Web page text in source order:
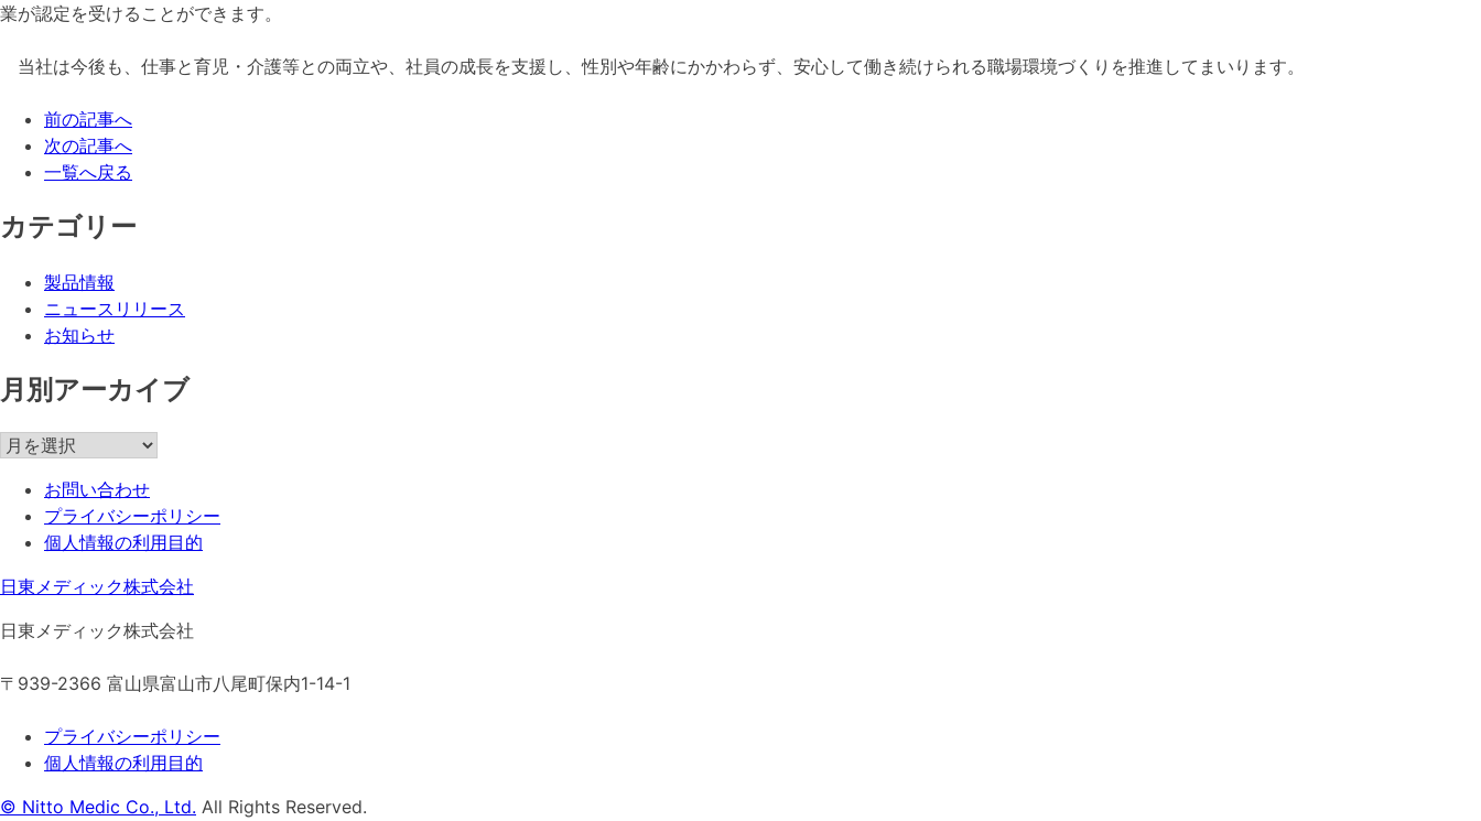
業が認定を受けることができます。
当社は今後も、仕事と育児・介護等との両立や、社員の成長を支援し、性別や年齢にかかわらず、安心して働き続けられる職場環境づくりを推進してまいります。
前の記事へ
次の記事へ
一覧へ戻る
カテゴリー
製品情報
ニュースリリース
お知らせ
月別アーカイブ
月
イ
お問い合わせ
プライバシーポリシー
個人情報の利用目的
日東メディック株式会社
日東メディック株式会社
〒939-2366 富山県富山市八尾町保内1-14-1
プライバシーポリシー
個人情報の利用目的
© Nitto Medic Co., Ltd. All Rights Reserved.